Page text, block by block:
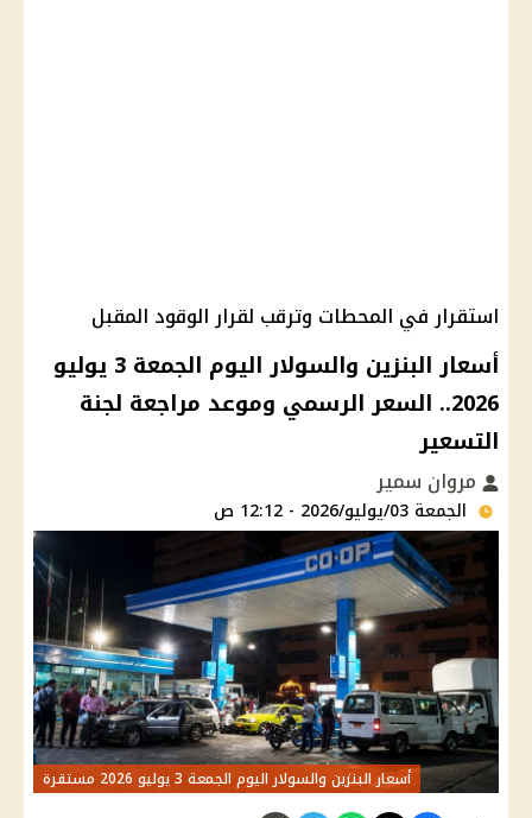
استقرار في المحطات وترقب لقرار الوقود المقبل
أسعار البنزين والسولار اليوم الجمعة 3 يوليو
2026.. السعر الرسمي وموعد مراجعة لجنة
التسعير
مروان سمير
الجمعة 03/يوليو/2026 - 12:12 ص
أسعار البنزين والسولار اليوم الجمعة 3 يوليو 2026 مستقرة